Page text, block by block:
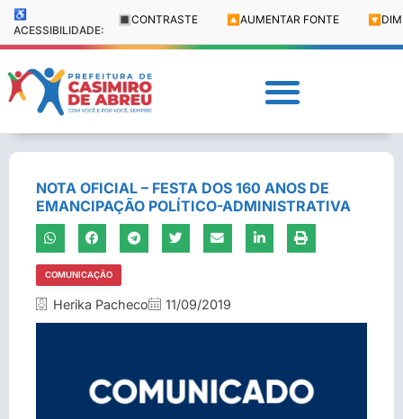
♿
ACESSIBILIDADE:
🔳 CONTRASTE 🔼 AUMENTAR FONTE 🔽
NOTA OFICIAL – FESTA DOS 160 ANOS DE
EMANCIPAÇÃO POLÍTICO-ADMINISTRATIVA
COMUNICAÇÃO
Herika Pacheco 11/09/2019